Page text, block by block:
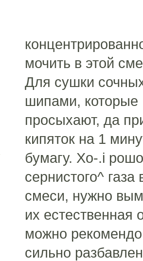
мочить в этой
Для сушки
шипами, которые
просыхают, да
кипяток на 1
бумагу. Xo-.i
сернистого^
смеси, нужно
их естественная
можно
сильно